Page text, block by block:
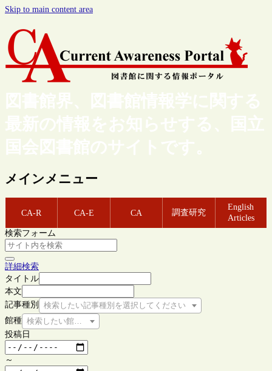
Skip to main content area
図書館界、図書館情報学に関する
最新の情報をお知らせする、国立
国会図書館のサイトです。
メインメニュー
CA-R CA-E CA 調査研究
English
Articles
検索フォーム
詳細検索
タイトル
本文
記事種別
検索したい記事種別を選択してください
館種 検索したい館種を選択してください
投稿日
～